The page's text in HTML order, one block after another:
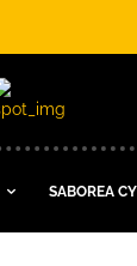
SABOREA